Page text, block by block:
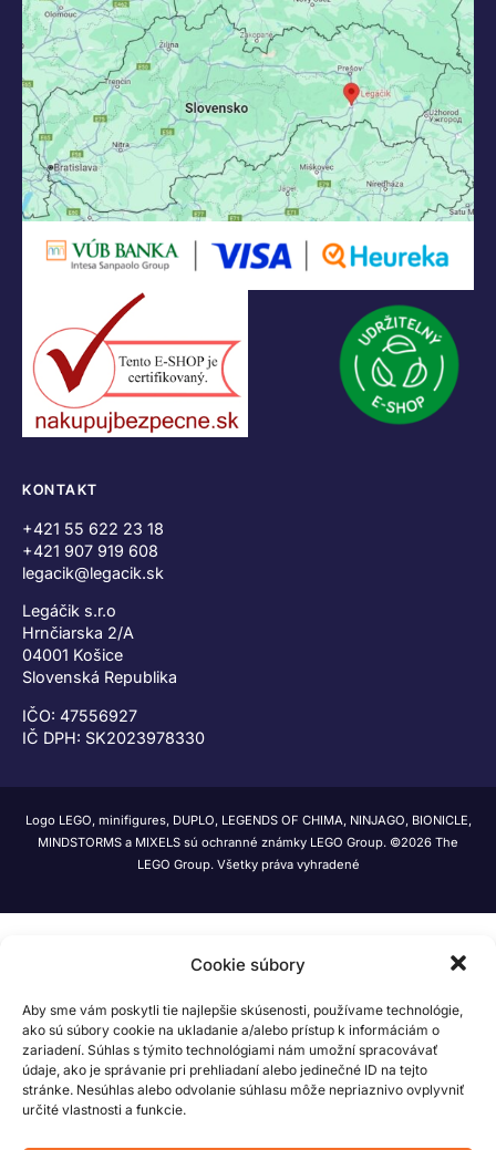
Cookie súbory
Aby sme vám poskytli tie najlepšie skúsenosti, používame technológie,
ako sú súbory cookie na ukladanie a/alebo prístup k informáciám o
zariadení. Súhlas s týmito technológiami nám umožní spracovávať
údaje, ako je správanie pri prehliadaní alebo jedinečné ID na tejto
stránke. Nesúhlas alebo odvolanie súhlasu môže nepriaznivo ovplyvniť
určité vlastnosti a funkcie.
KONTAKT
+421 55 622 23 18
+421 907 919 608
legacik@legacik.sk
Legáčik s.r.o
Hrnčiarska 2/A
04001 Košice
Slovenská Republika
IČO: 47556927
IČ DPH: SK2023978330
Logo LEGO, minifigures, DUPLO, LEGENDS OF CHIMA, NINJAGO, BIONICLE,
MINDSTORMS a MIXELS sú ochranné známky LEGO Group. ©2026 The
LEGO Group. Všetky práva vyhradené